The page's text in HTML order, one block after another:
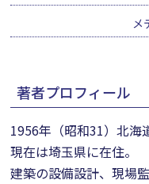
メ
著者プロフィール
1956年（昭和31）北海
現在は埼玉県に在住。
建築の設備設計、現場